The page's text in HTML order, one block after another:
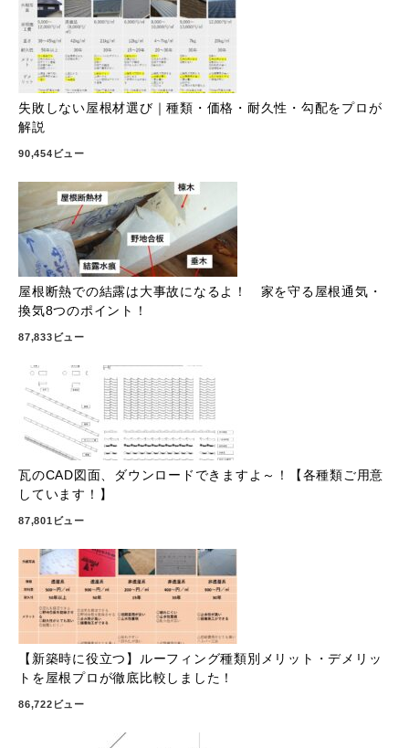
失敗しない屋根材選び｜種類・価格・耐久性・勾配をプロが
解説
90,454ビュー
屋根断熱での結露は大事故になるよ！ 家を守る屋根通気・
換気8つのポイント！
87,833ビュー
瓦のCAD図面、ダウンロードできますよ～！【各種類ご用意
しています！】
87,801ビュー
【新築時に役立つ】ルーフィング種類別メリット・デメリッ
トを屋根プロが徹底比較しました！
86,722ビュー